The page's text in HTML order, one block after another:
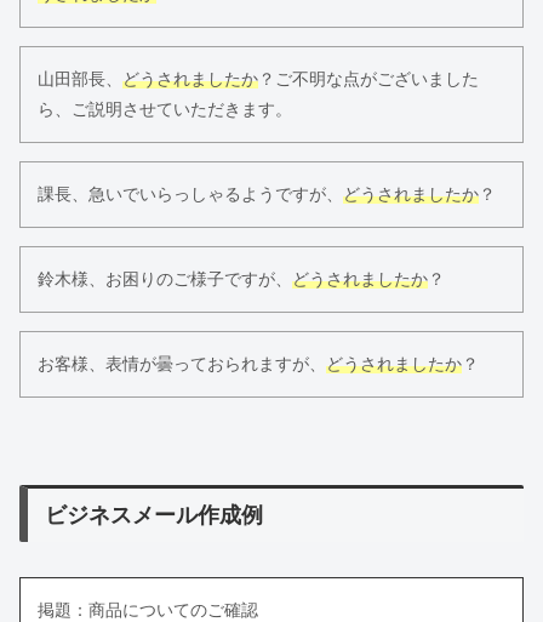
山田部長、 どうされましたか ？ご不明な点がございました
ら、ご説明させていただきます。
課長、急いでいらっしゃるようですが、 どうされましたか ？
鈴木様、お困りのご様子ですが、 どうされましたか ？
お客様、表情が曇っておられますが、 どうされましたか ？
ビジネスメール作成例
掲題：商品についてのご確認